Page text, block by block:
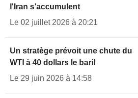
l'Iran s'accumulent
Le 02 juillet 2026 à 20:21
Un stratège prévoit une chute du
WTI à 40 dollars le baril
Le 29 juin 2026 à 14:58